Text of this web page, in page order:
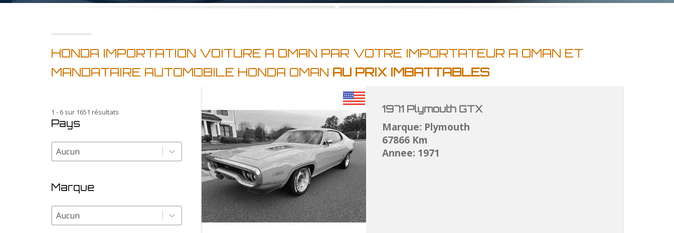
HONDA IMPORTATION VOITURE A OMAN PAR VOTRE IMPORTATEUR A OMAN ET
MANDATAIRE AUTOMOBILE HONDA OMAN AU PRIX IMBATTABLES
1 - 6 sur 1651 résultats
Pays
Pays
Pays
Marque
Marque
Marque
1971 Plymouth GTX
Marque: Plymouth
67866 Km
Annee: 1971